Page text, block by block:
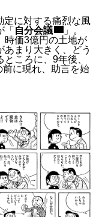
定に対する痛烈な風
自分会議
」。
時価3億円の土地が
まり大きく、どう
ころに、9年後、
に現れ、助言を始